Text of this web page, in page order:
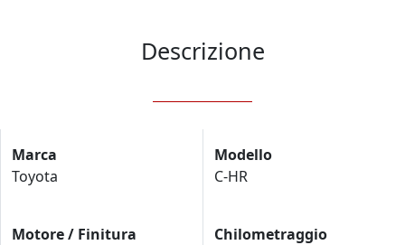
Descrizione
Marca
Toyota
Modello
C-HR
Motore / Finitura
Chilometraggio